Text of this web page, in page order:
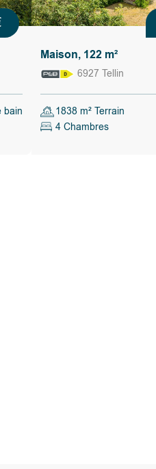
bain
Maison, 122 m²
6927 Tellin
1838 m² Terrain
4 Chambres